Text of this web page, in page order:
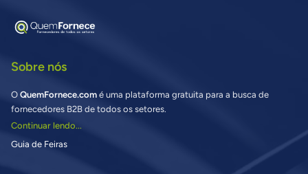
Sobre nós
O QuemFornece.com é uma plataforma gratuita para a busca de
fornecedores B2B de todos os setores.
Continuar lendo...
Guia de Feiras